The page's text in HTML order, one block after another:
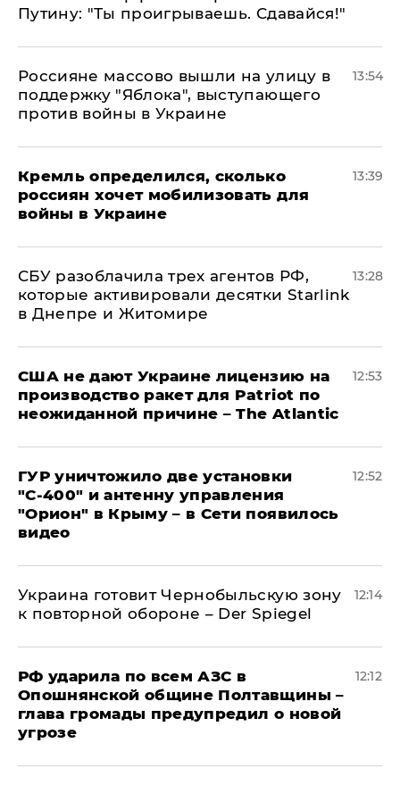
Путину: "Ты проигрываешь. Сдавайся!"
Россияне массово вышли на улицу в
поддержку "Яблока", выступающего
против войны в Украине
13:54
Кремль определился, сколько
россиян хочет мобилизовать для
войны в Украине
13:39
СБУ разоблачила трех агентов РФ,
которые активировали десятки Starlink
в Днепре и Житомире
13:28
США не дают Украине лицензию на
производство ракет для Patriot по
неожиданной причине – The Atlantic
12:53
ГУР уничтожило две установки
"С‑400" и антенну управления
"Орион" в Крыму – в Сети появилось
видео
12:52
Украина готовит Чернобыльскую зону
к повторной обороне – Der Spiegel
12:14
РФ ударила по всем АЗС в
Опошнянской общине Полтавщины –
глава громады предупредил о новой
угрозе
12:12